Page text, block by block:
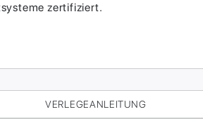
zertifiziert.
VERLEGEANLEITUNG